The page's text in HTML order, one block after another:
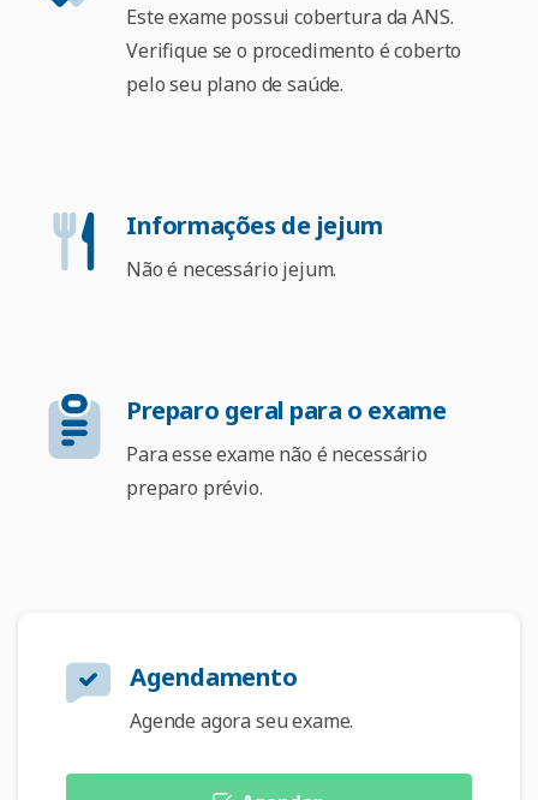
Este exame possui cobertura da ANS.
Verifique se o procedimento é coberto
pelo seu plano de saúde.
Informações de jejum
Não é necessário jejum.
Preparo geral para o exame
Para esse exame não é necessário
preparo prévio.
Agendamento
Agende agora seu exame.